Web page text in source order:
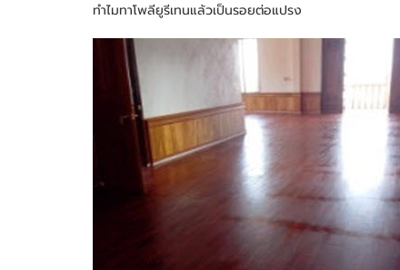
ทำไมทาโพลียูรีเทนแล้วเป็นรอยต่อแปรง